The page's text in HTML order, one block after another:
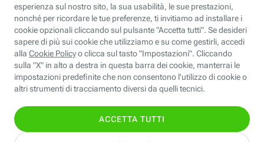
STEP FuturAbility District
Insieme, siamo futuro
© Fastweb SpA 2026 - P.IVA 12878470157